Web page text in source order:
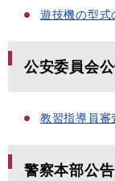
遊技機の型式
公安委員会
教習指導員審
警察本部公告